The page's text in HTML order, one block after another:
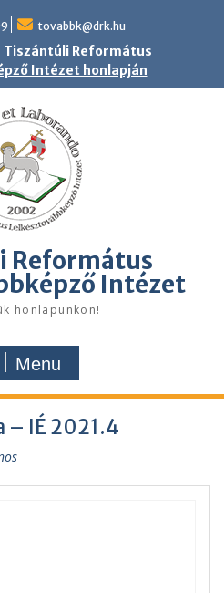
tovabbk@drk.hu
Tiszántúli Református
Intézet honlapján
Református
Intézet
honlapunkon!
Menu
– IÉ 2021.4